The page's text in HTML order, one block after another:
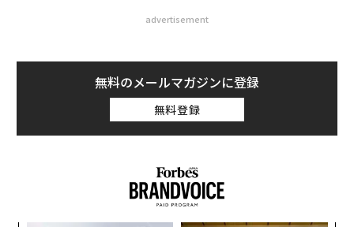
advertisement
無料のメールマガジンに登録
無料登録